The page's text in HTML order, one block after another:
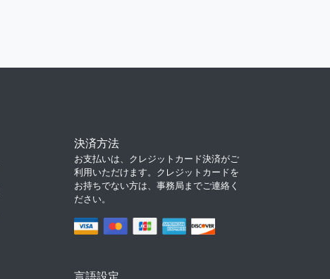
決済方法
お支払いは、クレジットカード決済がご
利用いただけます。クレジットカードを
お持ちでない方は、事務局までご連絡く
ださい。
言語設定